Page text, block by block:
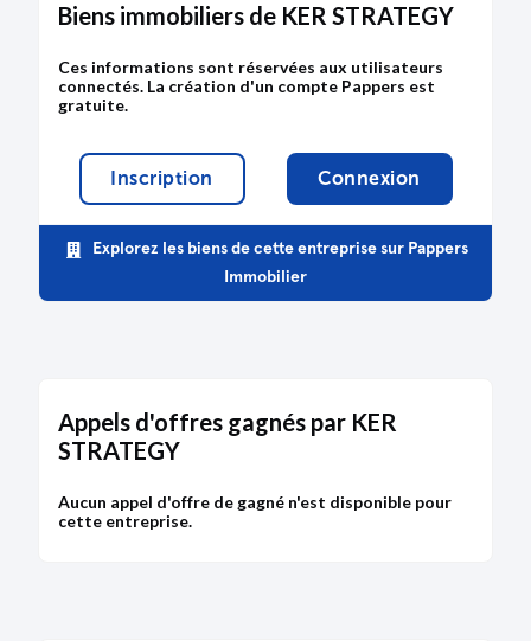
Biens immobiliers de KER STRATEGY
Ces informations sont réservées aux utilisateurs
connectés. La création d'un compte Pappers est
gratuite.
Inscription Connexion
Explorez les biens de cette entreprise sur Pappers
Immobilier
Appels d'offres gagnés par KER
STRATEGY
Aucun appel d'offre de gagné n'est disponible pour
cette entreprise.